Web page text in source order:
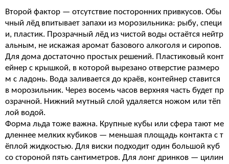
Второй фактор — отсутствие посторонних привкусов. Обы
чный лёд впитывает запахи из морозильника: рыбу, специ
и, пластик. Прозрачный лёд из чистой воды остаётся нейтр
альным, не искажая аромат базового алкоголя и сиропов.
Для дома достаточно простых решений. Пластиковый конт
ейнер с крышкой, в которой вырезано отверстие размеро
м с ладонь. Вода заливается до краёв, контейнер ставится
в морозильник. Через восемь часов верхняя часть будет пр
озрачной. Нижний мутный слой удаляется ножом или тёп
лой водой.
Форма льда тоже важна. Крупные кубы или сфера тают ме
дленнее мелких кубиков — меньшая площадь контакта с т
ёплой жидкостью. Для виски подходит один большой куб
со стороной пять сантиметров. Для лонг дринков — цилин